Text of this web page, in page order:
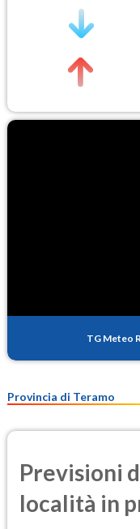
TG Meteo
Provincia di Teramo
Previsioni
località in